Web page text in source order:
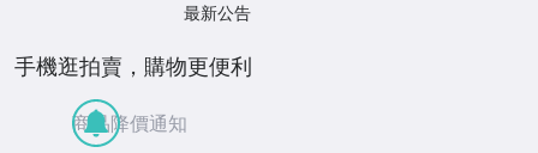
最新公告
手機逛拍賣，購物更便利
商品降價通知